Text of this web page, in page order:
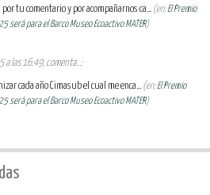
tu comentario y por acompañarnos ca... (en:El Premio
será para el Barco Museo Ecoactivo MATER)
las 16:49, comenta...:
cada año Cimasub el cual me enca... (en:El Premio
será para el Barco Museo Ecoactivo MATER)